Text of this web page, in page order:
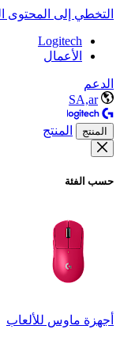
التخطي إلى المحتوى
Logitech
الأعمال
الدعم
SA,ar
المنتج المنتج
حسب الفئة
أجهزة ماوس للألعاب